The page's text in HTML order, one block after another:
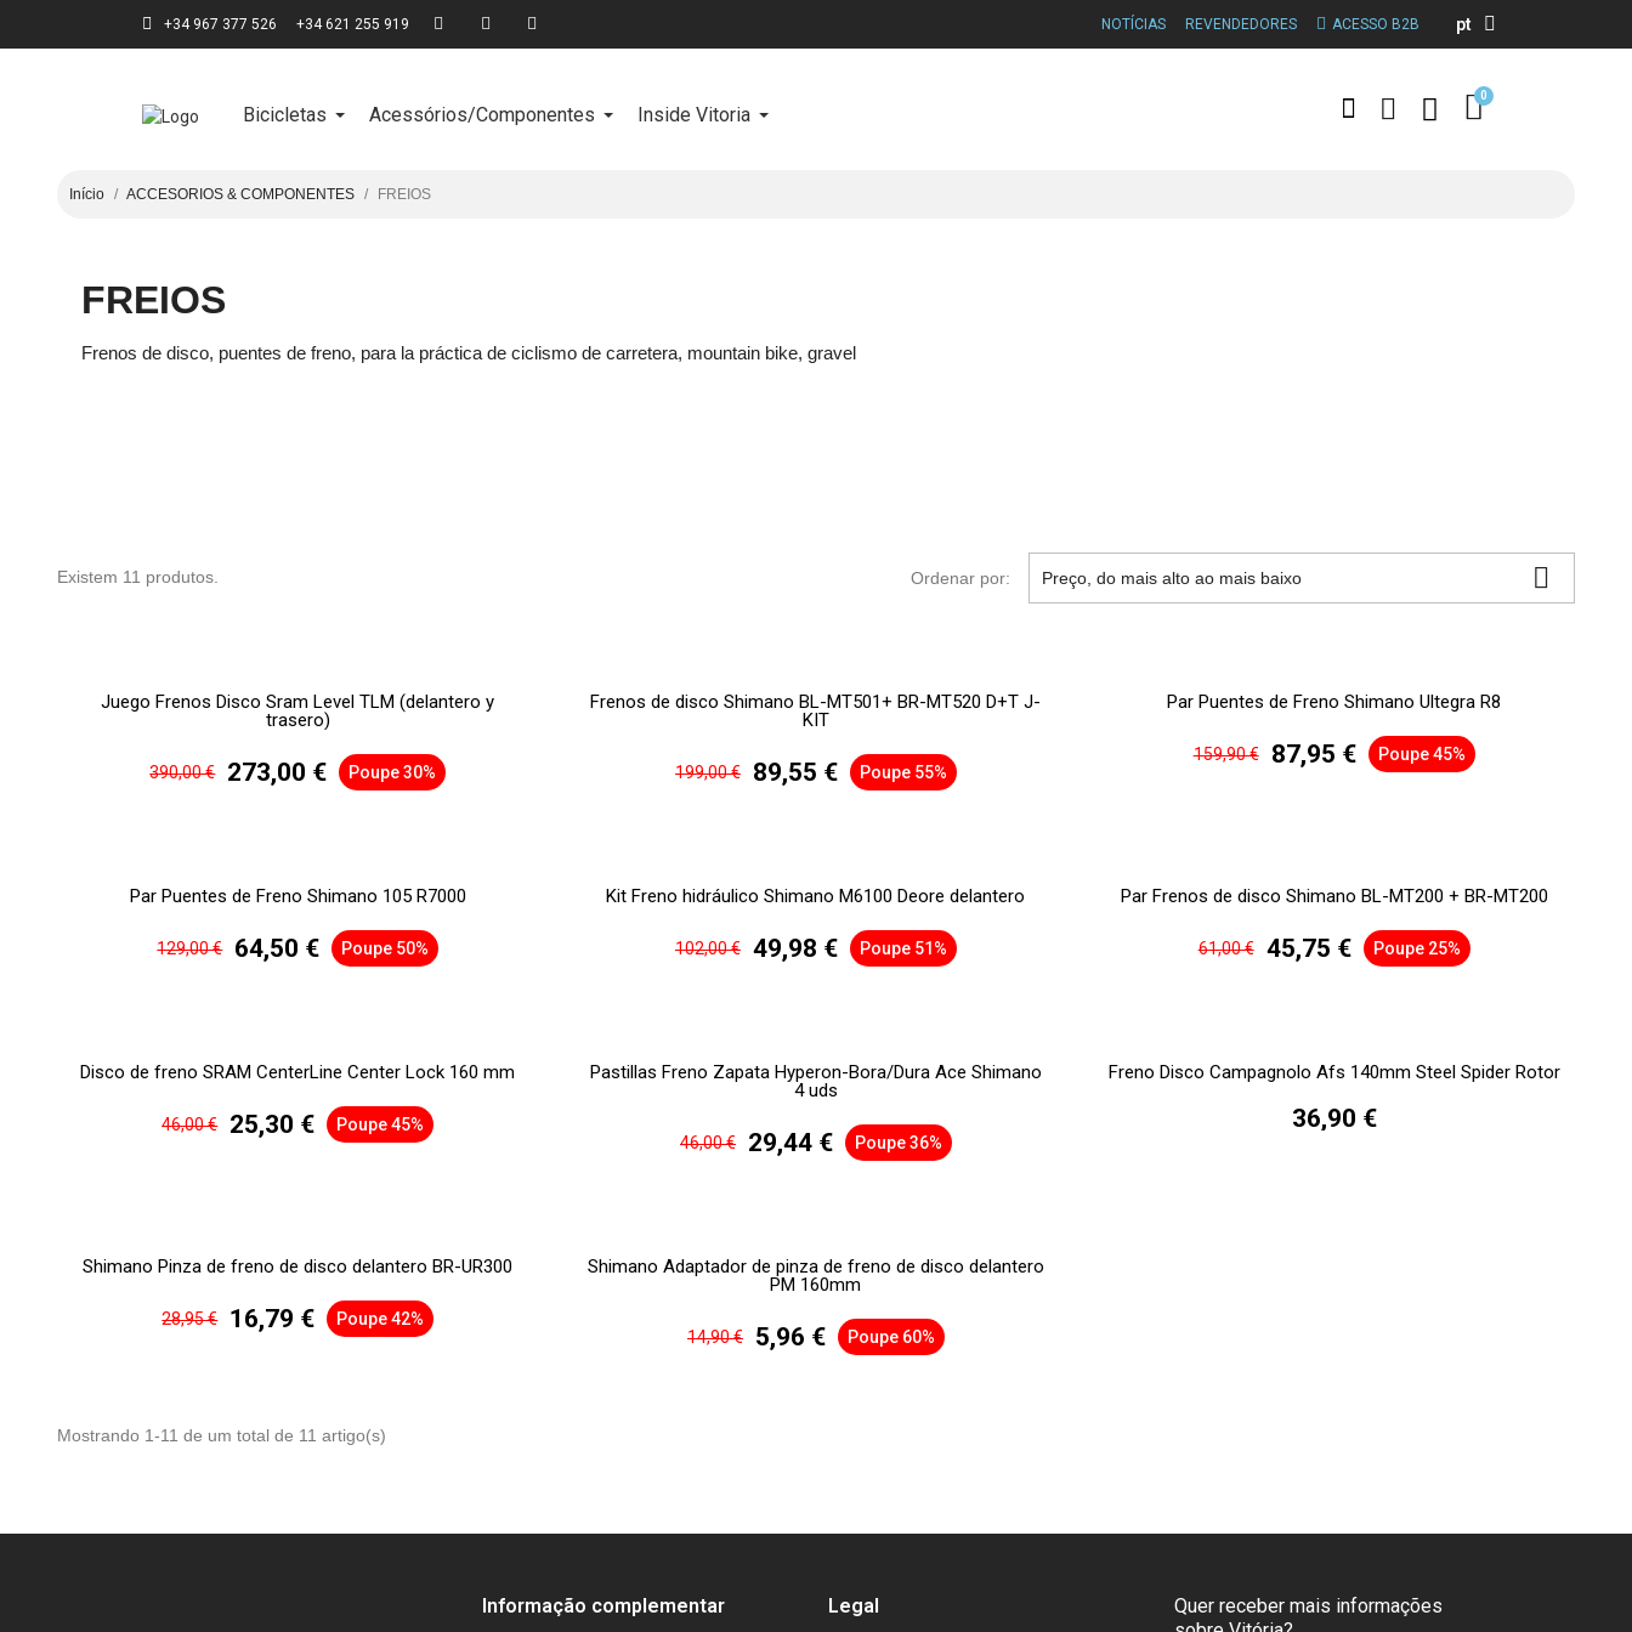
+34 967 377 526 +34 621 255 919 NOTÍCIAS REVENDEDORES ACESSO B2B pt
Bicicletas Acessórios/Componentes Inside Vitoria
Início ACCESORIOS & COMPONENTES FREIOS
FREIOS
Frenos de disco, puentes de freno, para la práctica de ciclismo de carretera, mountain bike, gravel
Existem 11 produtos. Ordenar por: Preço, do mais alto ao mais baixo 
Juego Frenos Disco Sram Level TLM (delantero y
trasero)
390,00 € 273,00 € Poupe 30%
Frenos de disco Shimano BL-MT501+ BR-MT520 D+T J-
KIT
199,00 € 89,55 € Poupe 55%
Par Puentes de Freno Shimano Ultegra R8
159,90 € 87,95 € Poupe 45%
Par Puentes de Freno Shimano 105 R7000
129,00 € 64,50 € Poupe 50%
Kit Freno hidráulico Shimano M6100 Deore delantero
102,00 € 49,98 € Poupe 51%
Par Frenos de disco Shimano BL-MT200 + BR-MT200
61,00 € 45,75 € Poupe 25%
Disco de freno SRAM CenterLine Center Lock 160 mm
46,00 € 25,30 € Poupe 45%
Pastillas Freno Zapata Hyperon-Bora/Dura Ace Shimano
4 uds
46,00 € 29,44 € Poupe 36%
Freno Disco Campagnolo Afs 140mm Steel Spider Rotor
36,90 €
Shimano Pinza de freno de disco delantero BR-UR300
28,95 € 16,79 € Poupe 42%
Shimano Adaptador de pinza de freno de disco delantero
PM 160mm
14,90 € 5,96 € Poupe 60%
Mostrando 1-11 de um total de 11 artigo(s)
Informação complementar Legal
Quer receber mais informações